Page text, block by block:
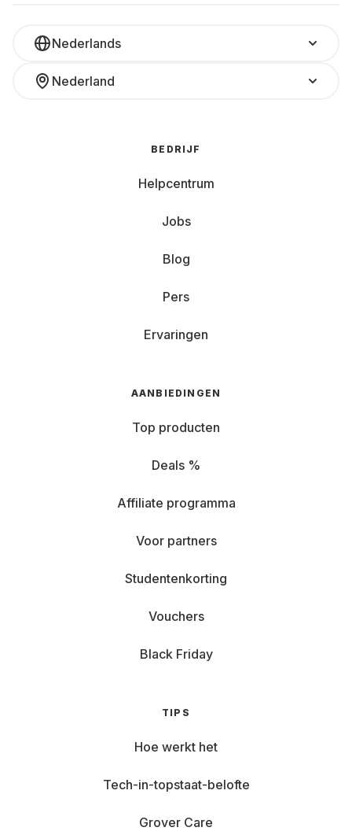
Nederlands
Nederland
BEDRIJF
Helpcentrum
Jobs
Blog
Pers
Ervaringen
AANBIEDINGEN
Top producten
Deals %
Affiliate programma
Voor partners
Studentenkorting
Vouchers
Black Friday
TIPS
Hoe werkt het
Tech-in-topstaat-belofte
Grover Care